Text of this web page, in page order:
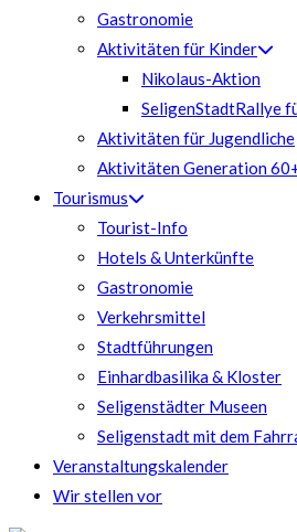
Gastronomie
Aktivitäten für Kinder
Nikolaus-Aktion
SeligenStadtRallye
Aktivitäten für Jugendliche
Aktivitäten Generation
Tourismus
Tourist-Info
Hotels & Unterkünfte
Gastronomie
Verkehrsmittel
Stadtführungen
Einhardbasilika & Kloster
Seligenstädter Museen
Seligenstadt mit dem
Veranstaltungskalender
Wir stellen vor